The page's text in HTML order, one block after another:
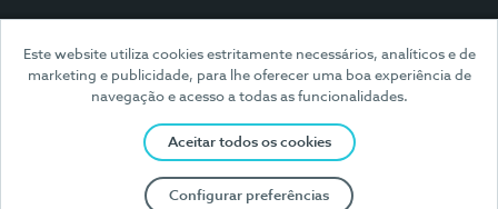
Este website utiliza cookies estritamente necessários, analíticos e de
marketing e publicidade, para lhe oferecer uma boa experiência de
navegação e acesso a todas as funcionalidades.
Aceitar todos os cookies
Configurar preferências